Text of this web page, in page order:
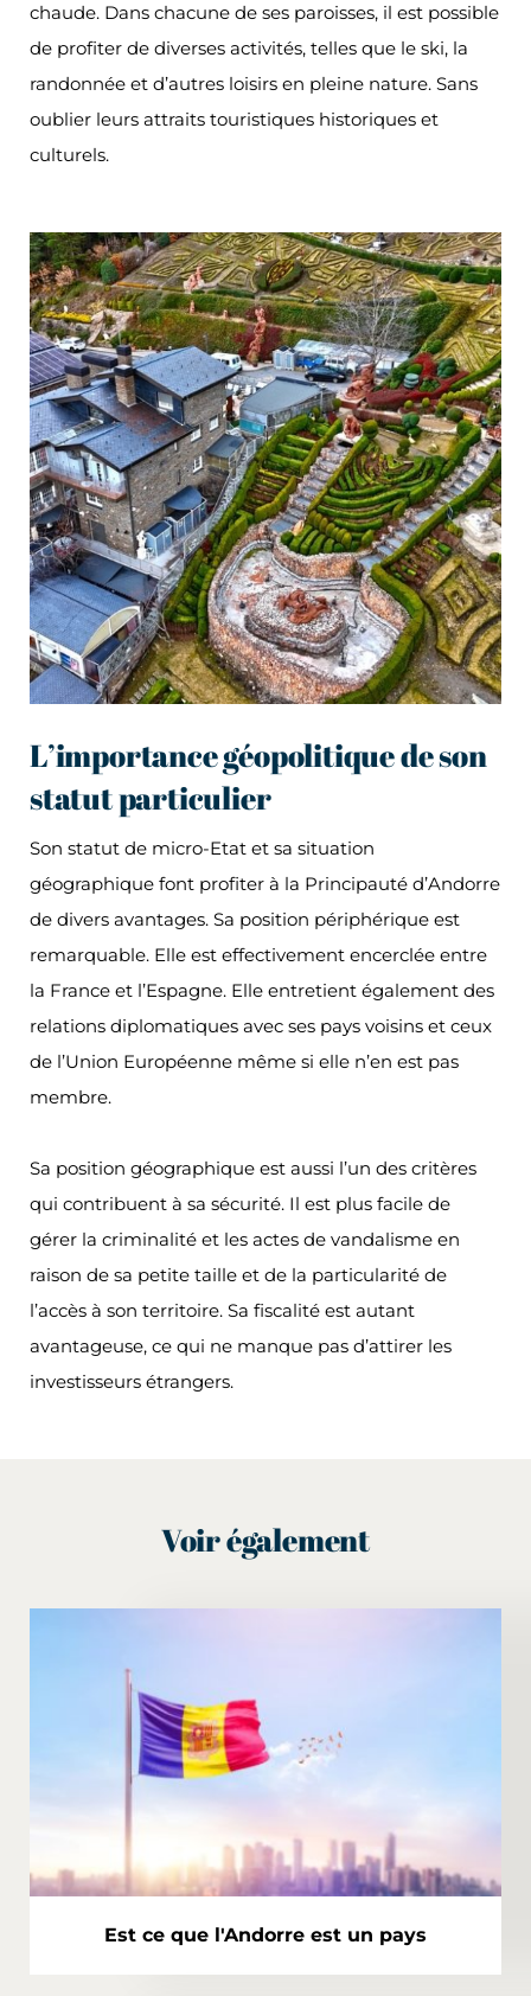
chaude. Dans chacune de ses paroisses, il est possible
de profiter de diverses activités, telles que le ski, la
randonnée et d’autres loisirs en pleine nature. Sans
oublier leurs attraits touristiques historiques et
culturels.
L’importance géopolitique de son
statut particulier
Son statut de micro-Etat et sa situation
géographique font profiter à la Principauté d’Andorre
de divers avantages. Sa position périphérique est
remarquable. Elle est effectivement encerclée entre
la France et l’Espagne. Elle entretient également des
relations diplomatiques avec ses pays voisins et ceux
de l’Union Européenne même si elle n’en est pas
membre.
Sa position géographique est aussi l’un des critères
qui contribuent à sa sécurité. Il est plus facile de
gérer la criminalité et les actes de vandalisme en
raison de sa petite taille et de la particularité de
l’accès à son territoire. Sa fiscalité est autant
avantageuse, ce qui ne manque pas d’attirer les
investisseurs étrangers.
Voir également
Est ce que l'Andorre est un pays